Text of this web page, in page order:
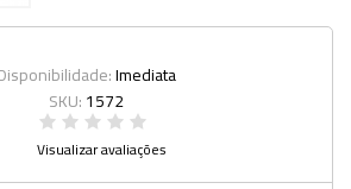
Imediata
SKU:1572
Visualizar avaliações